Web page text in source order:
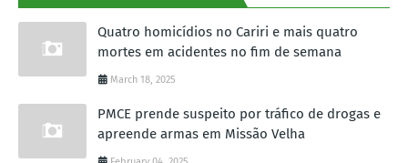
Quatro homicídios no Cariri e mais quatro
mortes em acidentes no fim de semana
March 18, 2025
PMCE prende suspeito por tráfico de drogas e
apreende armas em Missão Velha